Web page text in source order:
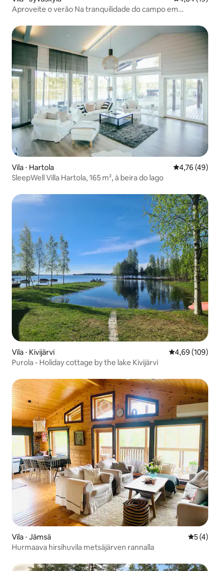
Aproveite o verão Na tranquilidade do campo em
Vila ⋅ Hartola 4,76 de uma
4,76 (49)
SleepWell Villa Hartola, 165 m², à beira do lago
Vila ⋅ Kivijärvi 4,69 de uma
4,69 (109)
Purola - Holiday cottage by the lake Kivijärvi
Vila ⋅ Jämsä 5 de
5 (4)
Hurmaava hirsihuvila metsäjärven rannalla